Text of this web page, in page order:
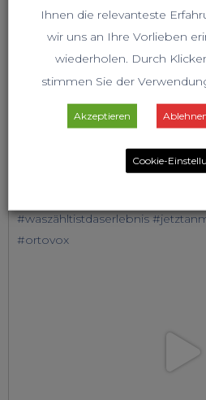
Ihnen die relevanteste
wir uns an Ihre Vorlieben
wiederholen. Durch
stimmen Sie der
Akzeptieren
Cookie-